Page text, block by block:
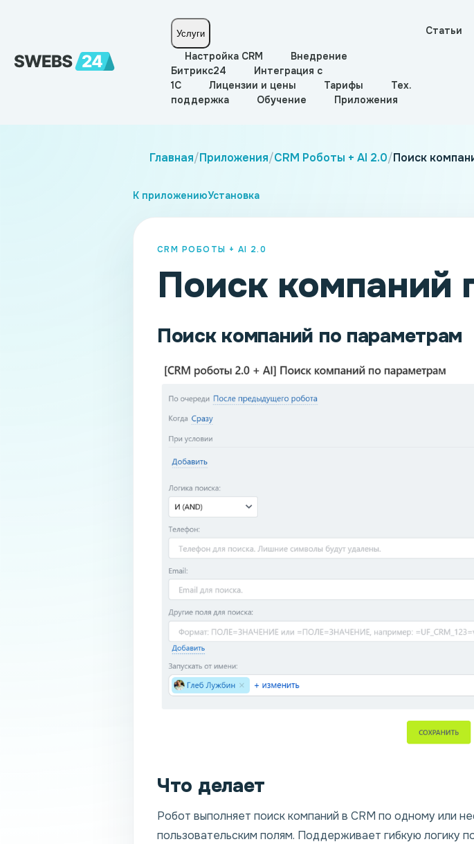
Услуги
Настройка CRM
Внедрение
Битрикс24
Интеграция с
1С
Лицензии и цены Тарифы
Тех.
поддержка
Обучение Приложения
Статьи
Главная/Приложения/CRM Роботы + AI 2.0/Поиск
К приложениюУстановка
CRM РОБОТЫ + AI 2.0
Поиск компаний
Поиск компаний по параметрам
Что делает
Робот выполняет поиск компаний в CRM по одному или
пользовательским полям. Поддерживает гибкую логику